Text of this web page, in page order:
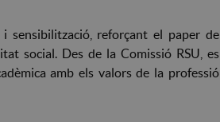
sensibilització, reforçant el paper de
social. Des de la Comissió RSU, es
amb els valors de la professió